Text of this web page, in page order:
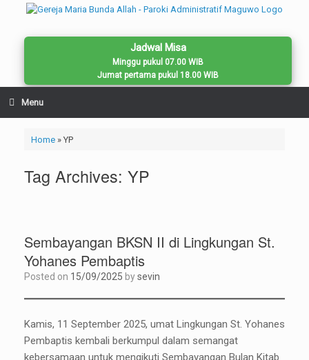
Jadwal Misa
Minggu pukul 07.00 WIB
Jumat pertama pukul 18.00 WIB
Menu
Home» YP
Tag Archives: YP
Sembayangan BKSN II di Lingkungan St.
Yohanes Pembaptis
Posted on 15/09/2025 bysevin
Kamis, 11 September 2025, umat Lingkungan St. Yohanes
Pembaptis kembali berkumpul dalam semangat
kebersamaan untuk mengikuti Sembayangan Bulan Kitab